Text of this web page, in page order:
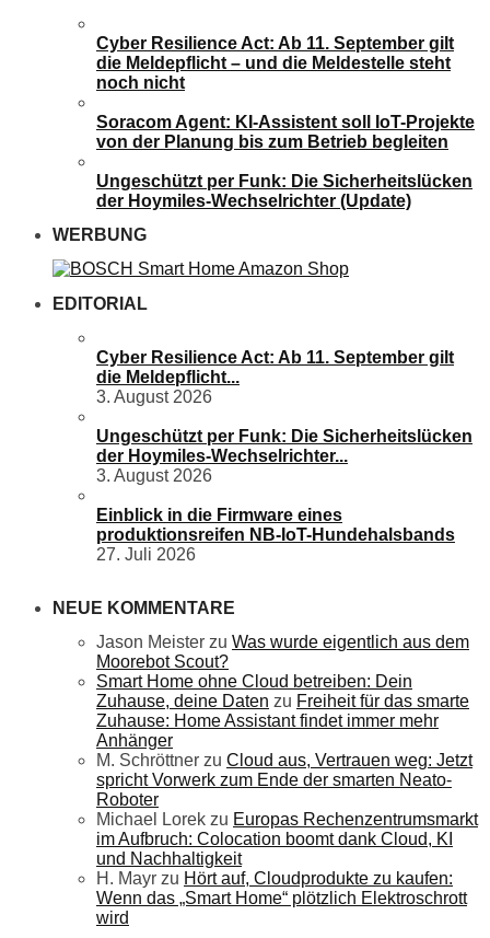
Cyber Resilience Act: Ab 11. September gilt
die Meldepflicht – und die Meldestelle steht
noch nicht
Soracom Agent: KI-Assistent soll IoT-Projekte
von der Planung bis zum Betrieb begleiten
Ungeschützt per Funk: Die Sicherheitslücken
der Hoymiles-Wechselrichter (Update)
WERBUNG
EDITORIAL
Cyber Resilience Act: Ab 11. September gilt
die Meldepflicht...
3. August 2026
Ungeschützt per Funk: Die Sicherheitslücken
der Hoymiles-Wechselrichter...
3. August 2026
Einblick in die Firmware eines
produktionsreifen NB-IoT-Hundehalsbands
27. Juli 2026
NEUE KOMMENTARE
Jason Meister zu Was wurde eigentlich aus dem
Moorebot Scout?
Smart Home ohne Cloud betreiben: Dein
Zuhause, deine Daten zu Freiheit für das smarte
Zuhause: Home Assistant findet immer mehr
Anhänger
M. Schröttner zu Cloud aus, Vertrauen weg: Jetzt
spricht Vorwerk zum Ende der smarten Neato-
Roboter
Michael Lorek zu Europas Rechenzentrumsmarkt
im Aufbruch: Colocation boomt dank Cloud, KI
und Nachhaltigkeit
H. Mayr zu Hört auf, Cloudprodukte zu kaufen:
Wenn das „Smart Home“ plötzlich Elektroschrott
wird